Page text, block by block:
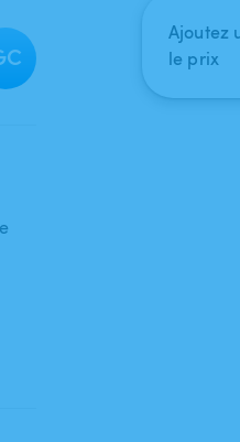
Ajoutez
le prix